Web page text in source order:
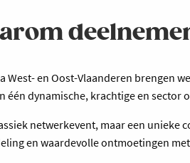
West- en Oost-Vlaanderen brengen
één dynamische, krachtige en sector
netwerkevent, maar een
en waardevolle ontmoetingen